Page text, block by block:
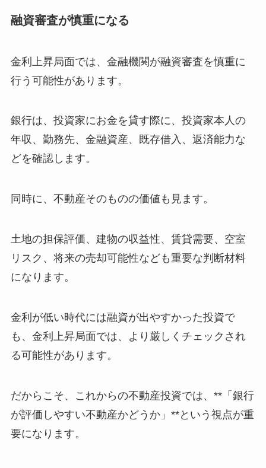
融資審査が慎重になる
金利上昇局面では、金融機関が融資審査を慎重に
行う可能性があります。
銀行は、投資家にお金を貸す際に、投資家本人の
年収、勤務先、金融資産、既存借入、返済能力な
どを確認します。
同時に、不動産そのものの価値も見ます。
土地の担保評価、建物の収益性、賃貸需要、空室
リスク、将来の売却可能性なども重要な判断材料
になります。
金利が低い時代には融資が出やすかった投資で
も、金利上昇局面では、より厳しくチェックされ
る可能性があります。
だからこそ、これからの不動産投資では、**「銀行
が評価しやすい不動産かどうか」**という視点が重
要になります。